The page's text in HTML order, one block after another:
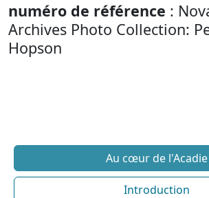
numéro de référence :
Archives Photo Collection:
Hopson
Au cœur de l'Acadie
Introduction